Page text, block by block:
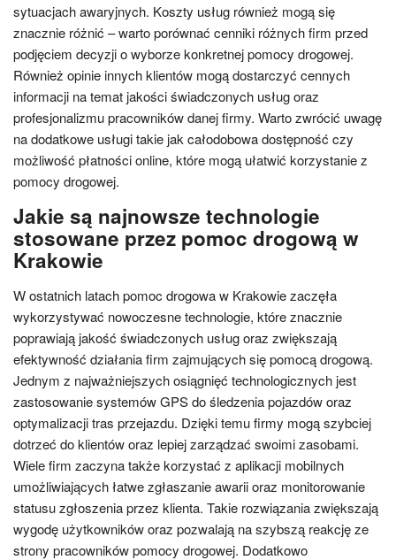
sytuacjach awaryjnych. Koszty usług również mogą się
znacznie różnić – warto porównać cenniki różnych firm przed
podjęciem decyzji o wyborze konkretnej pomocy drogowej.
Również opinie innych klientów mogą dostarczyć cennych
informacji na temat jakości świadczonych usług oraz
profesjonalizmu pracowników danej firmy. Warto zwrócić uwagę
na dodatkowe usługi takie jak całodobowa dostępność czy
możliwość płatności online, które mogą ułatwić korzystanie z
pomocy drogowej.
Jakie są najnowsze technologie
stosowane przez pomoc drogową w
Krakowie
W ostatnich latach pomoc drogowa w Krakowie zaczęła
wykorzystywać nowoczesne technologie, które znacznie
poprawiają jakość świadczonych usług oraz zwiększają
efektywność działania firm zajmujących się pomocą drogową.
Jednym z najważniejszych osiągnięć technologicznych jest
zastosowanie systemów GPS do śledzenia pojazdów oraz
optymalizacji tras przejazdu. Dzięki temu firmy mogą szybciej
dotrzeć do klientów oraz lepiej zarządzać swoimi zasobami.
Wiele firm zaczyna także korzystać z aplikacji mobilnych
umożliwiających łatwe zgłaszanie awarii oraz monitorowanie
statusu zgłoszenia przez klienta. Takie rozwiązania zwiększają
wygodę użytkowników oraz pozwalają na szybszą reakcję ze
strony pracowników pomocy drogowej. Dodatkowo